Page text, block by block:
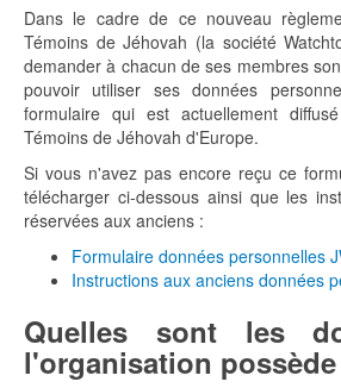
Dans le cadre de ce nouveau
Témoins de Jéhovah (la société
demander à chacun de ses membres
pouvoir utiliser ses données
formulaire qui est actuellement
Témoins de Jéhovah d'Europe.
Si vous n'avez pas encore reçu ce
télécharger ci-dessous ainsi que les
réservées aux anciens :
Formulaire données personnelles
Instructions aux anciens données
Quelles sont les
l'organisation